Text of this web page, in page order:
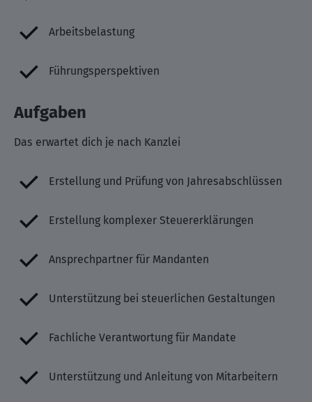
Arbeitsbelastung
Führungsperspektiven
Aufgaben
Das erwartet dich je nach Kanzlei
Erstellung und Prüfung von Jahresabschlüssen
Erstellung komplexer Steuererklärungen
Ansprechpartner für Mandanten
Unterstützung bei steuerlichen Gestaltungen
Fachliche Verantwortung für Mandate
Unterstützung und Anleitung von Mitarbeitern